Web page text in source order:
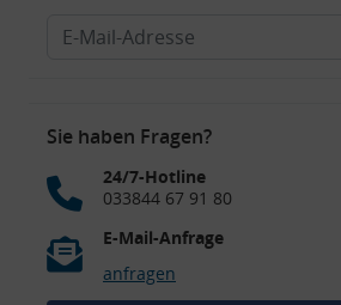
Sie haben Fragen?
24/7-Hotline
033844 67 91 80
E-Mail-Anfrage
anfragen